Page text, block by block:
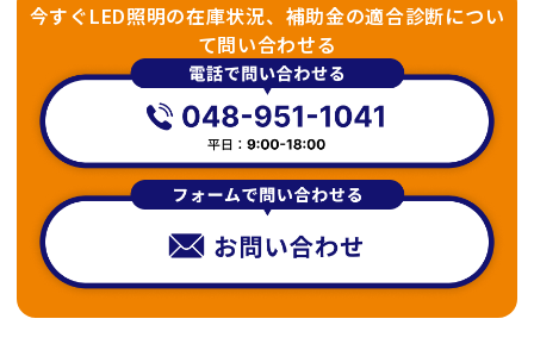
今すぐLED照明の在庫状況、補助金の適合診断につい
て問い合わせる